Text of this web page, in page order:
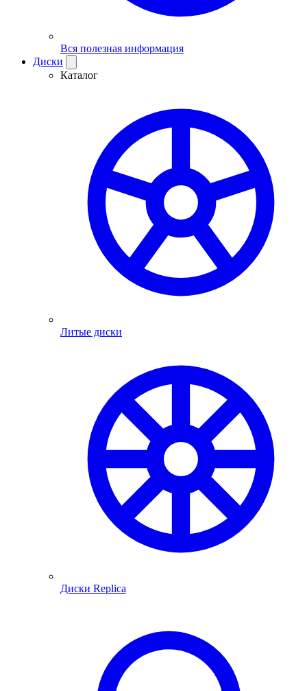
Вся полезная информация
Диски
Каталог
Литые диски
Диски Replica